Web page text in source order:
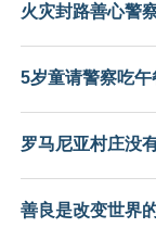
火灾封路善心警
5岁童请警察吃午
罗马尼亚村庄没
善良是改变世界